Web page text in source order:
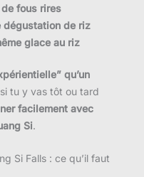
fous rires
dégustation de riz
glace au riz
qu’un
si tu y vas tôt ou tard
facilement avec
Si.
Si Falls : ce qu’il faut